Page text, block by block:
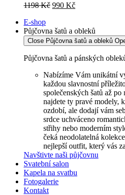
1198Kč Původní
1198 Kč.
990 KčAktuální
990 Kč.
E-shop
Půjčovna šatů a obleků
Close Půjčovna šatů a obleků
Půjčovna šatů a pánských
Nabízíme Vám unikátní
každou slavnostní
společenských šatů až
najdete ty pravé modely,
ozdobí, ale dodají vám
srdce uchváceno
střihy nebo moderním
čeká neodolatelná
nejlepší outfit, který vás
Navštivte naši půjčovnu
Svatební salon
Kapela na svatbu
Fotogalerie
Kontakt